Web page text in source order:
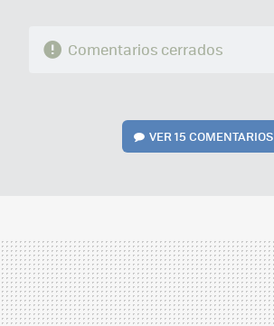
Comentarios cerrados
VER15 COMENTARIOS